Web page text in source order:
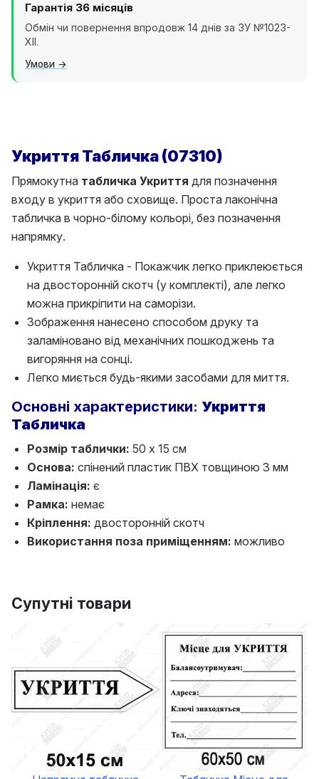
Гарантія 36 місяців
Обмін чи повернення впродовж 14 днів за ЗУ №1023-
XII.
Умови
Укриття Табличка (07310)
Прямокутна табличка Укриття для позначення
входу в укриття або сховище. Проста лаконічна
табличка в чорно-білому кольорі, без позначення
напрямку.
Укриття Табличка - Покажчик легко приклеюється
на двосторонній скотч (у комплекті), але легко
можна прикріпити на саморізи.
Зображення нанесено способом друку та
заламіновано від механічних пошкоджень та
вигоряння на сонці.
Легко миється будь-якими засобами для миття.
Основні характеристики: Укриття
Табличка
Розмір таблички: 50 х 15 см
Основа: спінений пластик ПВХ товщиною 3 мм
Ламінація: є
Рамка: немає
Кріплення: двосторонній скотч
Використання поза приміщенням: можливо
Супутні товари